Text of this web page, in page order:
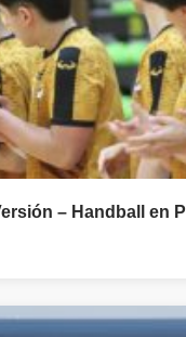
– Handball en